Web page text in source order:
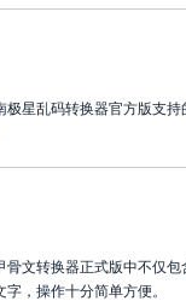
星乱码转换器官方版支持
文转换器正式版中不仅
，操作十分简单方便。